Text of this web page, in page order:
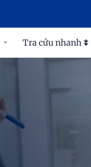
Tra cứu nhanh ⯯